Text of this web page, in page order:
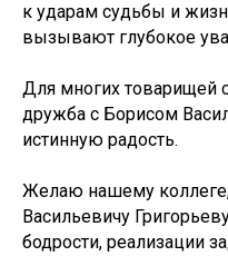
к ударам судьбы и
вызывают глубокое
Для многих товарищей
дружба с Борисом
истинную радость.
Желаю нашему
Васильевичу
бодрости, реализации